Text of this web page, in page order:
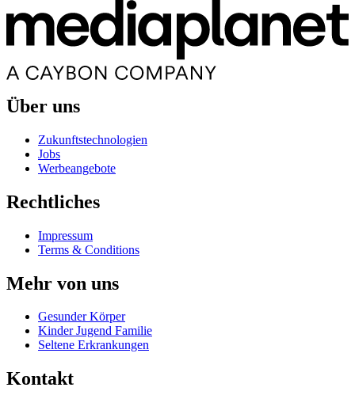
Über uns
Zukunftstechnologien
Jobs
Werbeangebote
Rechtliches
Impressum
Terms & Conditions
Mehr von uns
Gesunder Körper
Kinder Jugend Familie
Seltene Erkrankungen
Kontakt